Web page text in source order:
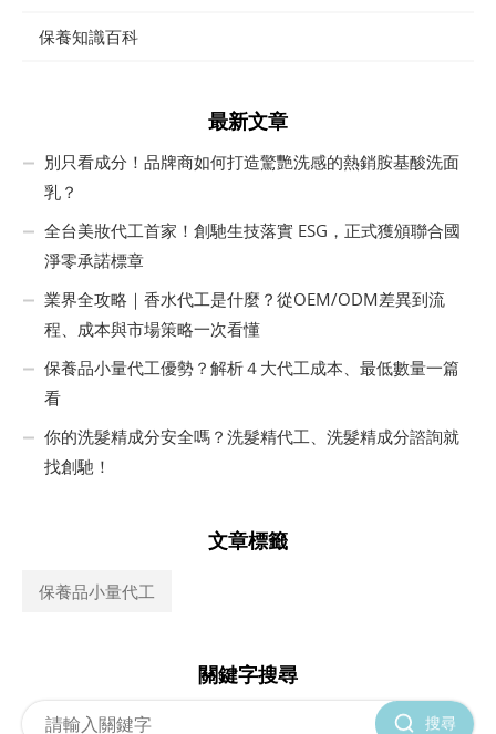
保養知識百科
最新文章
別只看成分！品牌商如何打造驚艷洗感的熱銷胺基酸洗面
乳？
全台美妝代工首家！創馳生技落實 ESG，正式獲頒聯合國
淨零承諾標章
業界全攻略｜香水代工是什麼？從OEM/ODM差異到流
程、成本與市場策略一次看懂
保養品小量代工優勢？解析４大代工成本、最低數量一篇
看
你的洗髮精成分安全嗎？洗髮精代工、洗髮精成分諮詢就
找創馳！
文章標籤
保養品小量代工
關鍵字搜尋
搜尋